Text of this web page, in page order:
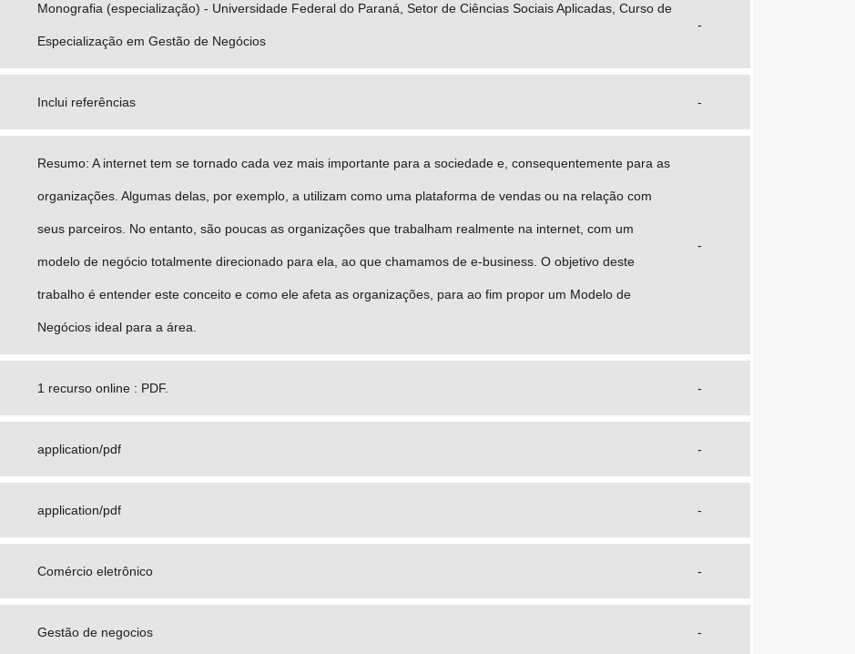
Monografia (especialização) - Universidade Federal do Paraná, Setor de Ciências Sociais Aplicadas, Curso de
Especialização em Gestão de Negócios
-
Inclui referências -
Resumo: A internet tem se tornado cada vez mais importante para a sociedade e, consequentemente para as
organizações. Algumas delas, por exemplo, a utilizam como uma plataforma de vendas ou na relação com
seus parceiros. No entanto, são poucas as organizações que trabalham realmente na internet, com um
modelo de negócio totalmente direcionado para ela, ao que chamamos de e-business. O objetivo deste
trabalho é entender este conceito e como ele afeta as organizações, para ao fim propor um Modelo de
Negócios ideal para a área.
-
1 recurso online : PDF. -
application/pdf -
application/pdf -
Comércio eletrônico -
Gestão de negocios -